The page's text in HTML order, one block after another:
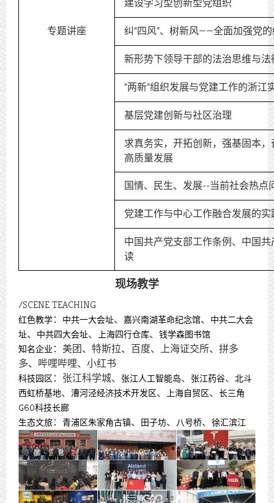
专题讲座
建设学习型创新型党组织
纠“四风”、树新风——全面加强党
新形势下领导干部的法治思维与
“两新”组织发展与党建工作的浙江
基层党建创新与社区治理
求真务实，开拓创新，强基固本
高质量发展
国情、民生、发展--当前社会热点
党建工作与中心工作融合发展的
中国共产党支部工作条例、中国
读
现场教学
/SCENE TEACHING
红色教学： 中共一大会址、 嘉兴南湖革命纪念馆、
中共二大会
址、 中共四大会址、 上海四行仓库、 钱学森图书馆
知名企业 ：美团、特斯拉、百度、上海证交所、拼多
多、哔哩哔哩、小红书
科技园区 ：张江科学城、 张江人工智能岛、 张江药谷、 北斗
西虹桥基地、 漕河泾经济技术开发区、 上海自贸区、 长三角
G60科技长廊
生态文旅： 青浦区朱家角古镇、 田子坊、 八号桥、 徐汇滨江